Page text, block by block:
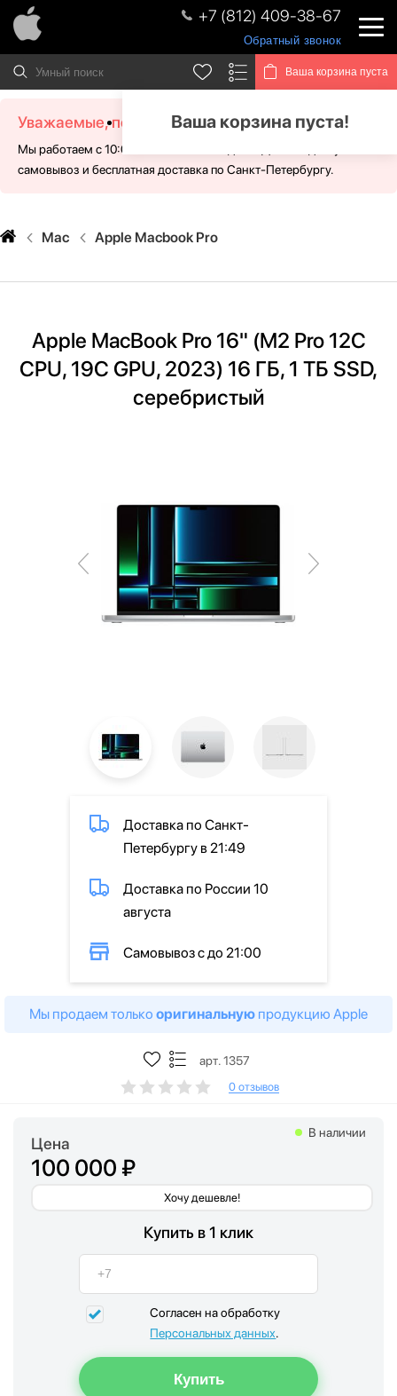
+7 (812) 409-38-67
Обратный звонок
Ваша корзина пуста
Ваша корзина пуста!
Уважаемые, посетители!
Мы работаем с 10:00 - 21:00 без выходных. Для Вас доступен
самовывоз и бесплатная доставка по Санкт-Петербургу.
Mac Apple Macbook Pro
Apple MacBook Pro 16" (M2 Pro 12C
CPU, 19C GPU, 2023) 16 ГБ, 1 ТБ SSD,
серебристый
Доставка по Санкт-
Петербургу в 21:49
Доставка по России 10
августа
Самовывоз с до 21:00
Мы продаем только оригинальную продукцию Apple
арт. 1357
0 отзывов
Цена
100 000 ₽
Хочу дешевле!
В наличии
Купить в 1 клик
Согласен на обработку
Персональных данных.